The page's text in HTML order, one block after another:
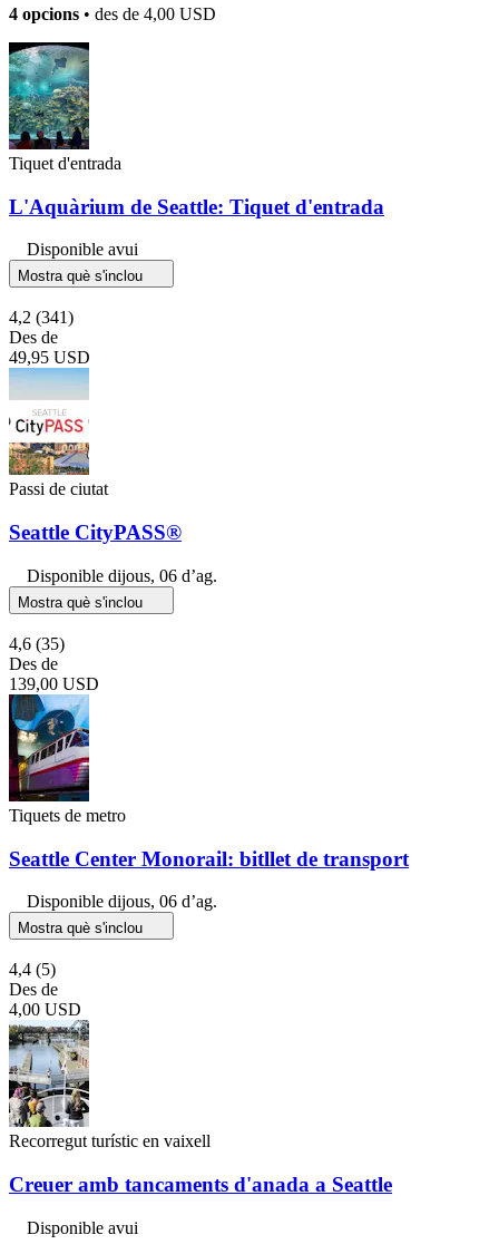
4 opcions • des de 4,00 USD
Tiquet d'entrada
L'Aquàrium de Seattle: Tiquet d'entrada
Disponible avui
Mostra què s'inclou
4,2 (341)
Des de
49,95 USD
Passi de ciutat
Seattle CityPASS®
Disponible dijous, 06 d’ag.
Mostra què s'inclou
4,6 (35)
Des de
139,00 USD
Tiquets de metro
Seattle Center Monorail: bitllet de transport
Disponible dijous, 06 d’ag.
Mostra què s'inclou
4,4 (5)
Des de
4,00 USD
Recorregut turístic en vaixell
Creuer amb tancaments d'anada a Seattle
Disponible avui